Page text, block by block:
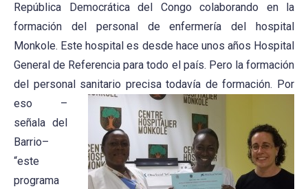
República Democrática del Congo colaborando en la
formación del personal de enfermería del hospital
Monkole. Este hospital es desde hace unos años Hospital
General de Referencia para todo el país. Pero la formación
del personal sanitario precisa todavía de formación. Por
eso –
señala del
Barrio–
“este
programa